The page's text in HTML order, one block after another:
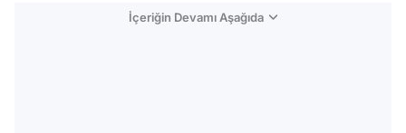
İçeriğin Devamı Aşağıda